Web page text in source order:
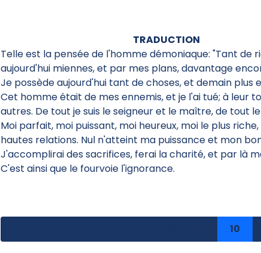
TRADUCTION
Telle est la pensée de l'homme démoniaque: "Tant de
aujourd'hui miennes, et par mes plans, davantage
Je possède aujourd'hui tant de choses, et demain plus
Cet homme était de mes ennemis, et je l'ai tué; à leur
autres. De tout je suis le seigneur et le maître, de tout
Moi parfait, moi puissant, moi heureux, moi le plus
hautes relations. Nul n'atteint ma puissance et mon
J'accomplirai des sacrifices, ferai la charité, et par là
C'est ainsi que le fourvoie l'ignorance.
10